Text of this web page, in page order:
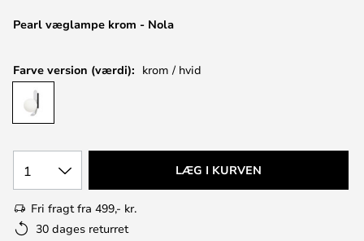
Pearl væglampe krom - Nola
Farve version (værdi): krom / hvid
1 LÆG I KURVEN
Fri fragt fra 499,- kr.
30 dages returret